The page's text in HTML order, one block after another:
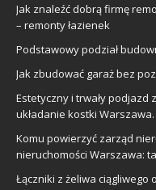
Jak znaleźć dobrą firmę
– remonty łazienek
Podstawowy podział
Jak zbudować garaż bez
Estetyczny i trwały
układanie kostki Warszawa.
Komu powierzyć zarząd
nieruchomości Warszawa:
Łączniki z żeliwa ciągliwego